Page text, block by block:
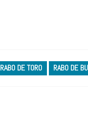
RABO DE TORO RABO DE